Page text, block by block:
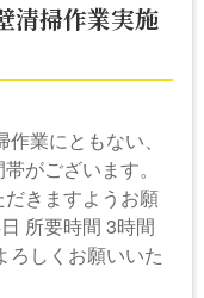
清掃作業実施
業にともない、
がございます。
きますようお願
所要時間 3時間
ろしくお願いいた